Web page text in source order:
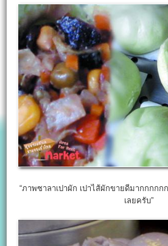
“ภาพซาลาเปาผัก เปาไส้ผักขายดีมากกกกก
เลยครับ”